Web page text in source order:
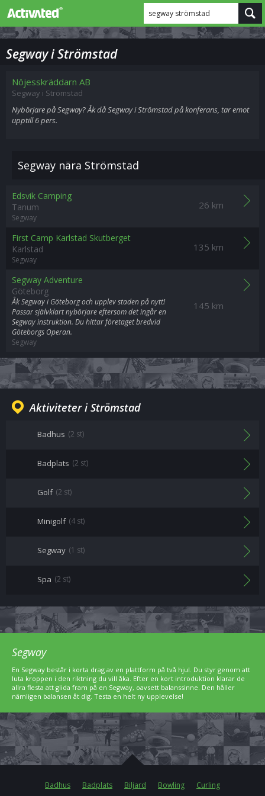
segway strömstad
Segway i Strömstad
Nöjesskräddarn AB
Segway i Strömstad
Nybörjare på Segway? Åk då Segway i Strömstad på konferans, tar emot
upptill 6 pers.
Segway nära Strömstad
26 km
Edsvik Camping
Tanum
Segway
135 km
First Camp Karlstad Skutberget
Karlstad
Segway
145 km
Segway Adventure
Göteborg
Åk Segway i Göteborg och upplev staden på nytt!
Passar självklart nybörjare eftersom det ingår en
Segway instruktion. Du hittar företaget bredvid
Göteborgs Operan.
Segway
Aktiviteter i Strömstad
Badhus (2 st)
Badplats (2 st)
Golf (2 st)
Minigolf (4 st)
Segway (1 st)
Spa (2 st)
Segway
En Segway består i korta drag av en plattform på två hjul. Du styr genom att
luta kroppen i den riktning du vill åka. Efter en kort introduktion klarar de
allra flesta att glida fram på en Segway, oavsett balanssinne. Den håller
nämligen balansen åt dig. Testa en helt ny upplevelse!
Badhus Badplats Biljard Bowling Curling